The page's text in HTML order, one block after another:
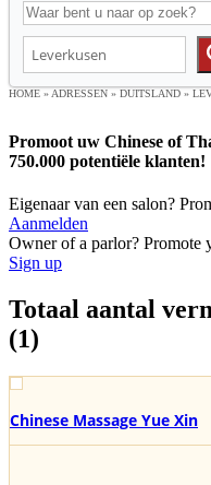
HOME »ADRESSEN » DUITSLAND »
Promoot uw Chinese of
750.000 potentiële klanten!
Eigenaar van een salon?
Aanmelden
Owner of a parlor? Promote
Sign up
Totaal aantal
(1)
Chinese Massage Yue Xin